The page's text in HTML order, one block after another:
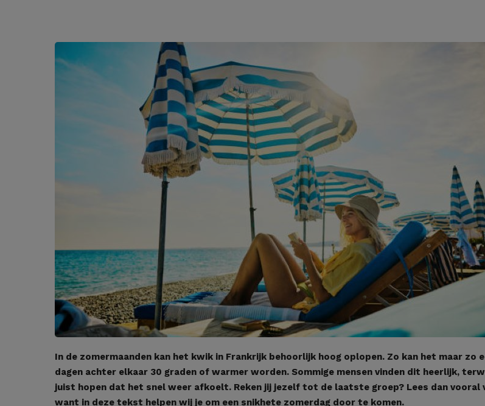
In de zomermaanden kan het kwik in Frankrijk behoorlijk hoog oplopen. Zo kan het maar zo
dagen achter elkaar 30 graden of warmer worden. Sommige mensen vinden dit heerlijk,
juist hopen dat het snel weer afkoelt. Reken jij jezelf tot de laatste groep? Lees dan vooral
want in deze tekst helpen wij je om een snikhete zomerdag door te komen.